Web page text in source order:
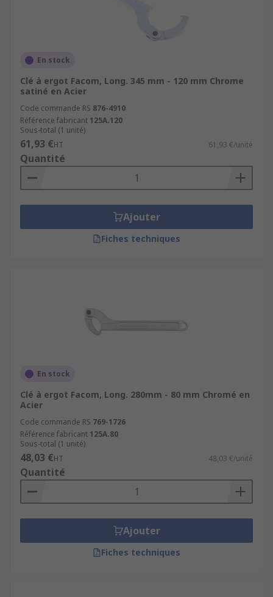
En stock
Clé à ergot Facom, Long. 345 mm - 120 mm Chrome
satiné en Acier
Code commande RS 876-4910
Référence fabricant 125A.120
Sous-total (1 unité)
61,93 €HT 61,93 €/unité
Quantité
Ajouter
Fiches techniques
En stock
Clé à ergot Facom, Long. 280mm - 80 mm Chromé en
Acier
Code commande RS 769-1726
Référence fabricant 125A.80
Sous-total (1 unité)
48,03 €HT 48,03 €/unité
Quantité
Ajouter
Fiches techniques